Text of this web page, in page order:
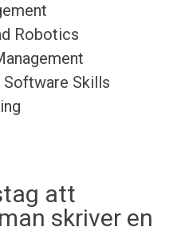
Robotics
Software Skills
att
skriver en